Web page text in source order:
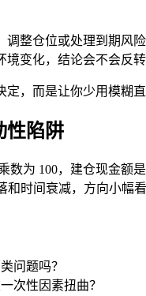
整仓位或处理到期风
变化，结论会不会反转
，而是让你少用模糊直
性陷阱
数为 100，建仓现金额是
时间衰减，方向小幅
问题吗？
次性因素扭曲？